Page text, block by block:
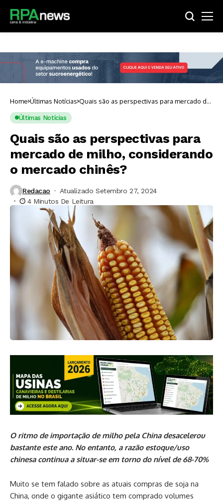
Home Últimas Notícias Quais são as perspectivas para mercado de
milho, considerando o mercado chinês?
Últimas Notícias
Quais são as perspectivas para
mercado de milho, considerando
o mercado chinês?
Redacao
Atualizado Setembro 27, 2024
4 Minutos De Leitura
O ritmo de importação de milho pela China desacelerou
bastante este ano. No entanto, a razão estoque/uso
chinesa continua a situar-se em torno do nível de 68-70%
Muito se tem falado sobre as atuais compras de soja na
China, onde o gigante asiático tem comprado volumes